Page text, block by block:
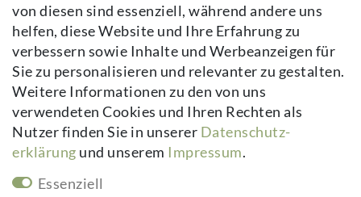
Daten­schutz­erklärung
AGB
Kontakt
Vertrag widerrufen
Newsletter
E-MAIL **
Newsletter
von diesen sind essenziell, während andere uns
helfen, diese Website und Ihre Erfahrung zu
verbessern sowie Inhalte und Werbeanzeigen für
Sie zu personalisieren und relevanter zu gestalten.
Weitere Informationen zu den von uns
verwendeten Cookies und Ihren Rechten als
Nutzer finden Sie in unserer Daten­schutz­
erklärung und unserem Impressum.
Essenziell